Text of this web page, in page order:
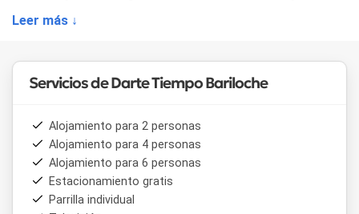
baño principal.
sola planta, cuenta con Living/comedor, cocina con barra, 1
Jardín de uso exclusivo y parrilla.
Unidad N° 5: Capacidad 2/3 personas, Cuenta con
Living/comedor, cocina con barra, 1 dormitorio, escritorio y
baño. Balcón terraza con parrilla.
Leer más ↓
Servicios de Darte Tiempo Bariloche
Alojamiento para 2 personas
Alojamiento para 4 personas
Alojamiento para 6 personas
Estacionamiento gratis
Parrilla individual